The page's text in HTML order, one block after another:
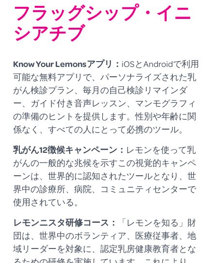
フラッグシップ・イニ
シアチブ
Know Your Lemonsアプリ： iOSとAndroidで利用
可能な無料アプリで、パーソナライズされた乳
がん検診プラン、毎月の自己検診リマインダ
ー、ガイド付き音声レッスン、マンモグラフィ
の準備のヒントを提供します。性別や年齢に関
係なく、すべての人にとって必携のツール。
乳がん12徴候キャンペーン： レモンを使って乳
がんの一般的な兆候を示すこの視覚的キャンペ
ーンは、世界的に認知されたツールとなり、世
界中の診療所、病院、コミュニティセンターで
使用されている。
レモンニスタ研修コース：
「レモンを知る」財
団は、世界中のボランティア、医療従事者、地
域リーダーを対象に、認定乳房健康教育者とな